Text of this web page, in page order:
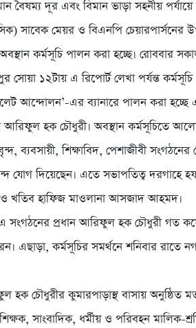
বৈষম্য দূর এবং বিমান ভাড়া সহনীয়
সাবেক মেয়র ও বিএনপি চেয়ারপার্সনের
কর্মসূচি পালন করা হচ্ছে। রোববার
১২টায় এ রিপোর্ট লেখা পর্যন্ত
আন্দোলন’-এর ব্যানারে পালন করা হচ্ছে
আরিফুল হক চৌধুরী। অবস্থান কর্মসূচিতে
ব্যবসায়ী, শিক্ষাবিদ, পেশাজীবী সংগঠনের
যোগ দিয়েছেন। এতে সভাপতিত্ব দরগাহে
খতিব হাফিজ মাওলানা আসজাদ আহমদ।
সংগঠনের প্রধান আরিফুল হক চৌধুরী গত
এছাড়া, কর্মসূচির সমর্থনে শনিবার রাতে
চৌধুরীর কুমারপাড়াস্থ বাসায় অনুষ্ঠিত
সাংবাদিক, ধর্মীয় ও পরিবহন মালিক-